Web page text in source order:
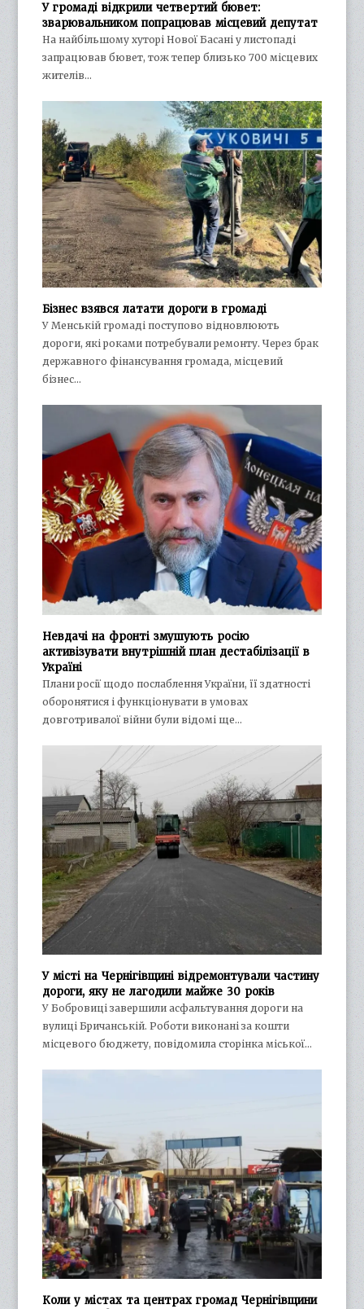
У громаді відкрили четвертий бювет:
зварювальником попрацював місцевий депутат
На найбільшому хуторі Нової Басані у листопаді
запрацював бювет, тож тепер близько 700 місцевих
жителів…
Бізнес взявся латати дороги в громаді
У Менській громаді поступово відновлюють
дороги, які роками потребували ремонту. Через брак
державного фінансування громада, місцевий
бізнес…
Невдачі на фронті змушують росію
активізувати внутрішній план дестабілізації в
Україні
Плани росії щодо послаблення України, її здатності
оборонятися і функціонувати в умовах
довготривалої війни були відомі ще…
У місті на Чернігівщині відремонтували частину
дороги, яку не лагодили майже 30 років
У Бобровиці завершили асфальтування дороги на
вулиці Бричанській. Роботи виконані за кошти
місцевого бюджету, повідомила сторінка міської…
Коли у містах та центрах громад Чернігівщини